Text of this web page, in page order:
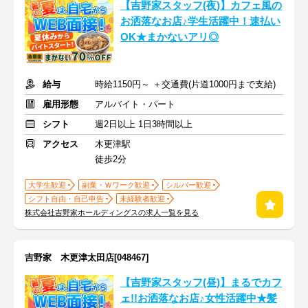
【吉野家スタッフ(夜)】カフェ風の
お洒落なお店♪学生活躍中！速払い
OK★まかないアリ◎
給与
時給1150円～ ＋交通費(片道1000円まで支給)
雇用形態
アルバイト・パート
シフト
週2日以上 1日3時間以上
アクセス
木更津駅
徒歩2分
大学生歓迎 副業・Ｗワーク歓迎
シルバー歓迎
シフト自由・自己申告
未経験者歓迎
株式会社吉野家ホールディングスの求人一覧を見る
吉野家 木更津太田店[048467]
【吉野家スタッフ(昼)】まるでカフ
ェ!!お洒落なお店♪女性活躍中★髪